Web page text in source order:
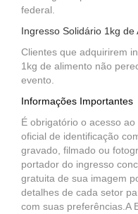
federal.
Ingresso Solidário 1kg de
Clientes que adquirirem
1kg de alimento não
evento.
Informações Importantes
É obrigatório o acesso
oficial de identificação
gravado, filmado ou
portador do ingresso
gratuita de sua imagem
detalhes de cada setor
com suas preferências.A